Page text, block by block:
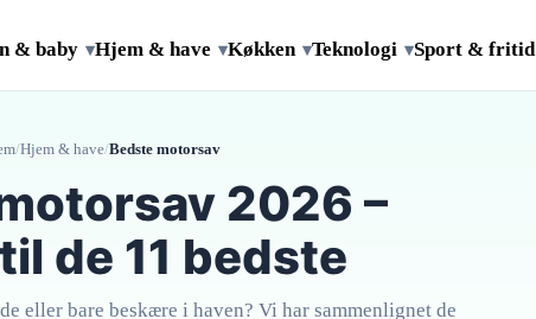
& baby ▾Hjem & have ▾Køkken ▾Teknologi ▾Sport & fritid
/Hjem & have/Bedste motorsav
2026 –
de 11 bedste
eller bare beskære i haven? Vi har sammenlignet de